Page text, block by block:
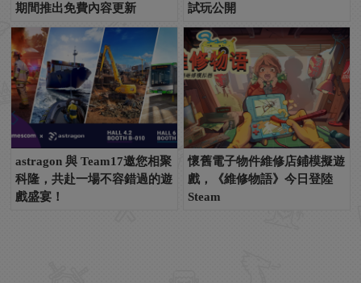
期間推出免費內容更新
試玩公開
astragon 與 Team17邀您相聚
科隆，共赴一場不容錯過的遊
戲盛宴！
懷舊電子物件維修店鋪模擬遊
戲，《維修物語》今日登陸
Steam